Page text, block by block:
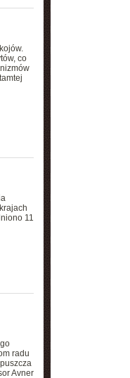
co
11
radu
Avner